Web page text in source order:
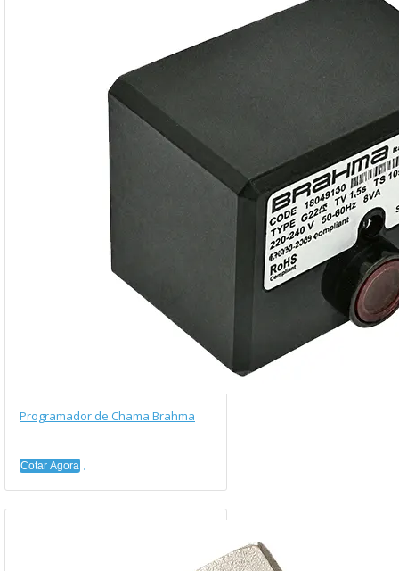
Programador de Chama Brahma
Cotar Agora